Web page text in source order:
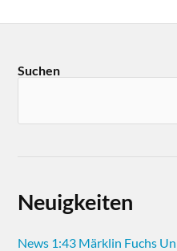
Suchen
Neuigkeiten
News 1:43 Märklin Fuchs